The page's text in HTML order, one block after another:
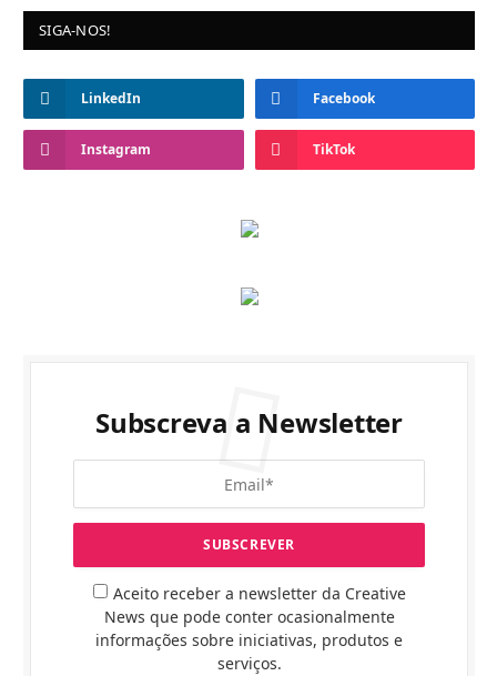
SIGA-NOS!
LinkedIn Facebook
Instagram TikTok
Subscreva a Newsletter
Aceito receber a newsletter da Creative
News que pode conter ocasionalmente
informações sobre iniciativas, produtos e
serviços.